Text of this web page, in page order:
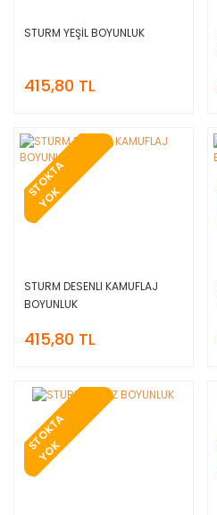
STURM YEŞİL BOYUNLUK
415,80 TL
S
T
O
K
T
A
Y
O
K
STURM DESENLI KAMUFLAJ
BOYUNLUK
415,80 TL
S
T
O
K
T
A
Y
O
K